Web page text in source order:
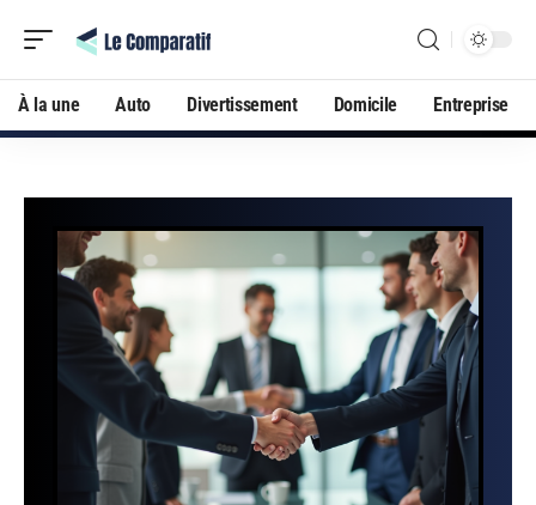
À la une Auto Divertissement Domicile Entreprise